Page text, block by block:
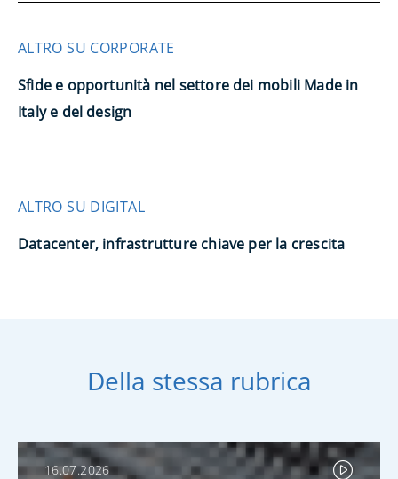
ALTRO SU CORPORATE
Sfide e opportunità nel settore dei mobili Made in
Italy e del design
ALTRO SU DIGITAL
Datacenter, infrastrutture chiave per la crescita
Della stessa rubrica
16.07.2026